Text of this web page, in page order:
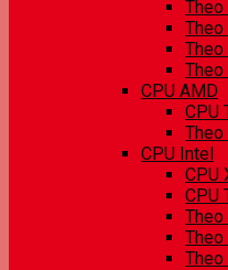
Theo
Theo
Theo
CPU AMD
CPU
Theo
CPU Intel
CPU
CPU
Theo
Theo